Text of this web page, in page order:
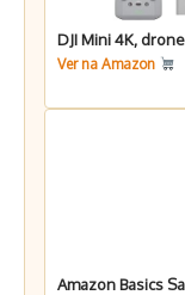
DJI Mini 4K,
Ver na Amazon
Amazon Basics